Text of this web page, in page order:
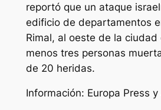
reportó que un ataque
edificio de departamentos
Rimal, al oeste de la
menos tres personas
de 20 heridas.
Información: Europa Press y